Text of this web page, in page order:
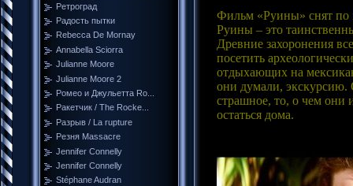
Ретроград
Радость пытки
Rebecca De Mornay
Annabella Sciorra
Julianne Moore
Julianne Moore 2
Ромео и Джульетта Ro...
Ракетчик / The Rocke...
Разрыв / La rupture
Резня Massacre
Jennifer Connelly
Jennifer Connelly
Stéphane Audran
Фильм «Руины» снят по
Руины – это
Древние захоронения
посетить
отдыхающих на
они думали, экскурсию.
страшное, то, о чем они
остаться дома.